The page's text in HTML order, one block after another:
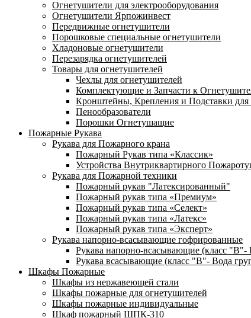
Огнетушители для электрооборудования
Огнетушители Ярпожинвест
Передвижные огнетушители
Порошковые специальные огнетушители
Хладоновые огнетушители
Перезарядка огнетушителей
Товары для огнетушителей
Чехлы для огнетушителей
Комплектующие и Запчасти к
Кронштейны, Крепления и Подставки
Пенообразователи
Порошки Огнетушащие
Пожарные Рукава
Рукава для Пожарного крана
Пожарный Рукав типа «Классик»
Устройства Внутриквартирного
Рукава для Пожарной техники
Пожарный рукав "Латексированный"
Пожарный рукав типа «Премиум»
Пожарный рукав типа «Селект»
Пожарный рукав типа «Латекс»
Пожарный рукав типа «Эксперт»
Рукава напорно-всасывающие гофрированные
Рукава напорно-всасывающие (класс "В"-
Рукава всасывающие (класс "В"- Вода
Шкафы Пожарные
Шкафы из нержавеющей стали
Шкафы пожарные для огнетушителей
Шкафы пожарные индивидуальные
Шкаф пожарный ШПК-310